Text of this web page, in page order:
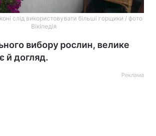
слід використовувати більші горщики / фото
Вікіпедія
вибору рослин, велике
й догляд.
Реклама